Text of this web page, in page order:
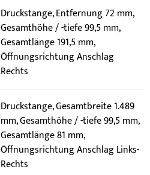
Druckstange, Entfernung 72 mm,
Gesamthöhe / -tiefe 99,5 mm,
Gesamtlänge 191,5 mm,
Öffnungsrichtung Anschlag
Rechts
Druckstange, Gesamtbreite 1.489
mm, Gesamthöhe / -tiefe 99,5 mm,
Gesamtlänge 81 mm,
Öffnungsrichtung Anschlag Links-
Rechts